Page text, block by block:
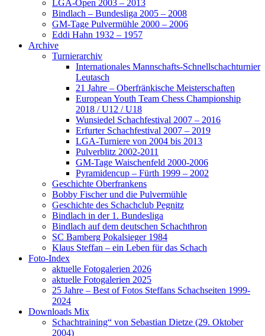
LGA-Open 2003 – 2013
Bindlach – Bundesliga 2005 – 2008
GM-Tage Pulvermühle 2000 – 2006
Eddi Hahn 1932 – 1957
Archive
Turnierarchiv
Internationales Mannschafts-Schnellschachturnier
Leutasch
21 Jahre – Oberfränkische Meisterschaften
European Youth Team Chess Championship
2018 / U12 / U18
Wunsiedel Schachfestival 2007 – 2016
Erfurter Schachfestival 2007 – 2019
LGA-Turniere von 2004 bis 2013
Pulverblitz 2002-2011
GM-Tage Waischenfeld 2000-2006
Pyramidencup – Fürth 1999 – 2002
Geschichte Oberfrankens
Bobby Fischer und die Pulvermühle
Geschichte des Schachclub Pegnitz
Bindlach in der 1. Bundesliga
Bindlach auf dem deutschen Schachthron
SC Bamberg Pokalsieger 1984
Klaus Steffan – ein Leben für das Schach
Foto-Index
aktuelle Fotogalerien 2026
aktuelle Fotogalerien 2025
25 Jahre – Best of Fotos Steffans Schachseiten 1999-
2024
Downloads Mix
Schachtraining“ von Sebastian Dietze (29. Oktober
2004)